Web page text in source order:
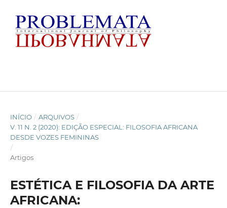
INÍCIO / ARQUIVOS /
V. 11 N. 2 (2020): EDIÇÃO ESPECIAL: FILOSOFIA AFRICANA
DESDE VOZES FEMININAS
/
Artigos
ESTÉTICA E FILOSOFIA DA ARTE
AFRICANA: